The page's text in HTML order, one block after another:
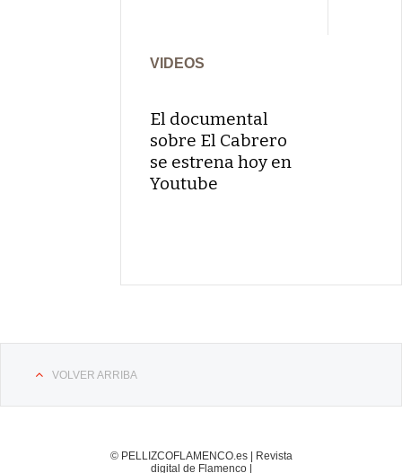
VIDEOS
El documental
sobre El Cabrero
se estrena hoy en
Youtube
VOLVER ARRIBA
© PELLIZCOFLAMENCO.es | Revista
digital de Flamenco |